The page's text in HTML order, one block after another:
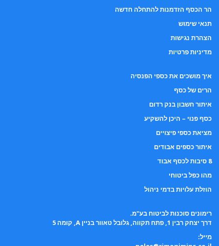
הר הכסף הזדמנות להתחלה חדשה
תנאי שימוש
הצהרת נגישות
מדיניות פרטיות
איך מושכים את כספי הפנסיה
הרים של כסף
איתור חשבון בנק רדום
כסף פנוי – היכן להשקיע
מציאת כספי פיצויים
איתור כספים אבודים
8 סיבות לכסף אבוד
מהו כפל ביטוחי
הוזלת עלויות בדמי ניהול
רימונים סוכנות לביטוח בע"מ.
דרך יצחק רבין 1, פתח תקווה, גלובל טאוור בניין A, קומה 5
מייל: